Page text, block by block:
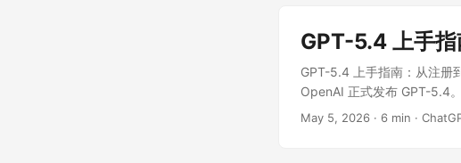
GPT-5.4 上手
GPT-5.4 上手指南：从注册
OpenAI 正式发布 GPT-5.4
有明显提升，并在 ChatGPT
May 5, 2026 · 6 min ·